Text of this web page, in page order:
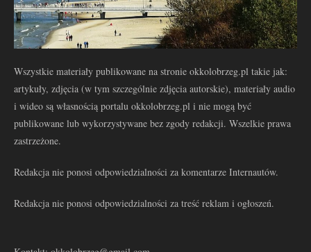
Wszystkie materiały publikowane na stronie okkolobrzeg.pl takie jak:
artykuły, zdjęcia (w tym szczególnie zdjęcia autorskie), materiały audio
i wideo są własnością portalu okkolobrzeg.pl i nie mogą być
publikowane lub wykorzystywane bez zgody redakcji. Wszelkie prawa
zastrzeżone.
Redakcja nie ponosi odpowiedzialności za komentarze Internautów.
Redakcja nie ponosi odpowiedzialności za treść reklam i ogłoszeń.